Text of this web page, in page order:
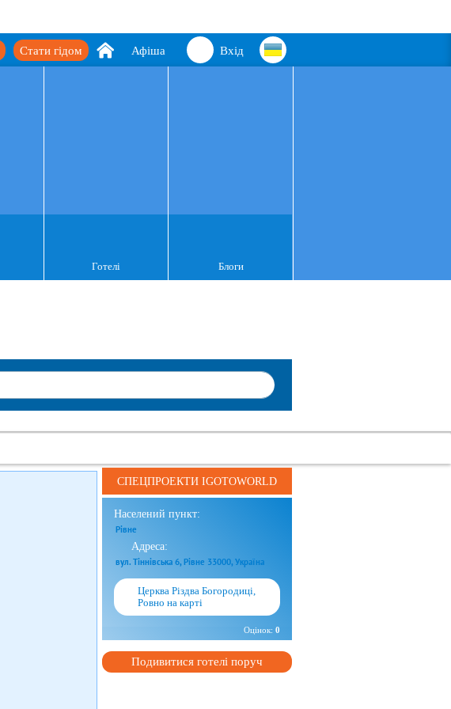
Вхід
Афіша
Стати гідом
Готелі Блоги
СПЕЦПРОЕКТИ IGOTOWORLD
Населений пункт:
Рівне
Адреса:
вул. Тіннівська 6, Рівне 33000, Україна
Церква Різдва Богородиці,
Ровно на карті
Оцінок: 0
Подивитися готелі поруч